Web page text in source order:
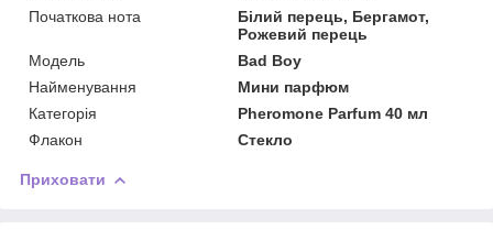
Початкова нота
Білий перець, Бергамот,
Рожевий перець
Мoдель
Bad Boy
Найменування
Мини парфюм
Категорія
Pheromone Parfum 40 мл
Флакон
Стекло
Приховати